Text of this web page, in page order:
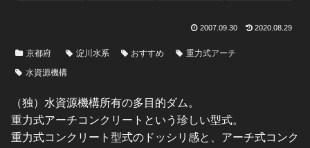
2007.09.30 2020.08.29
京都府 淀川水系 おすすめ
重力式アーチ
水資源機構
（独）水資源機構所有の多目的ダム。
重力式アーチコンクリートという珍しい型式。
重力式コンクリート型式のドッシリ感と、アーチ式コンク